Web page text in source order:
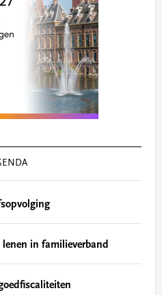
in familieverband